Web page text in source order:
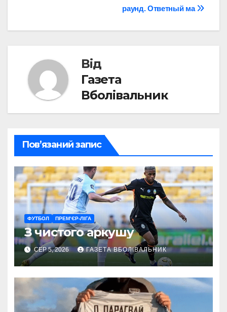
раунд. Ответный ма
Від
Газета
Вболівальник
Пов’язаний запис
ФУТБОЛ ПРЕМ’ЄР-ЛІГА
З чистого аркушу
СЕР 5, 2026 ГАЗЕТА ВБОЛІВАЛЬНИК